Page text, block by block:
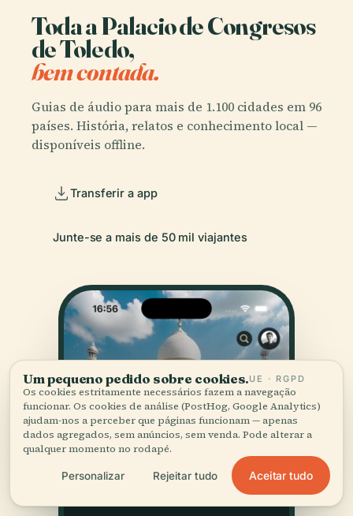
Toda a Palacio de Congresos
de Toledo,
bem contada.
Guias de áudio para mais de 1.100 cidades em 96
países. História, relatos e conhecimento local —
disponíveis offline.
Transferir a app
Junte-se a mais de 50 mil viajantes
Um pequeno pedido sobre cookies.UE · RGPD
Os cookies estritamente necessários fazem a navegação
funcionar. Os cookies de análise (PostHog, Google Analytics)
ajudam-nos a perceber que páginas funcionam — apenas
dados agregados, sem anúncios, sem venda. Pode alterar a
qualquer momento no rodapé.
Personalizar Rejeitar tudo Aceitar tudo